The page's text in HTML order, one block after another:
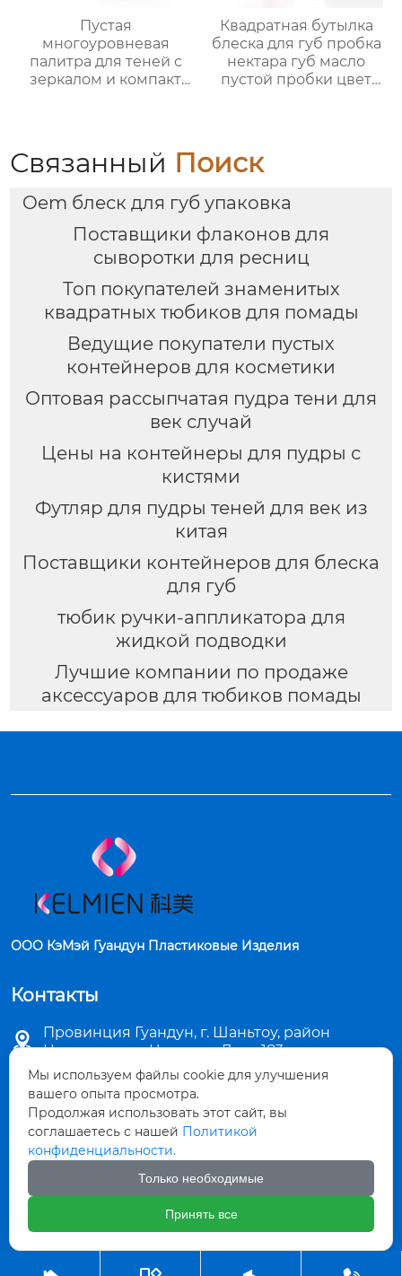
Пустая
многоуровневая
палитра для теней с
зеркалом и компакт
Квадратная бутылка
блеска для губ пробка
нектара губ масло
пустой пробки цвет
Связанный Поиск
Oem блеск для губ упаковка
Поставщики флаконов для
сыворотки для ресниц
Топ покупателей знаменитых
квадратных тюбиков для помады
Ведущие покупатели пустых
контейнеров для косметики
Оптовая рассыпчатая пудра тени для
век случай
Цены на контейнеры для пудры с
кистями
Футляр для пудры теней для век из
китая
Поставщики контейнеров для блеска
для губ
тюбик ручки-аппликатора для
жидкой подводки
Лучшие компании по продаже
аксессуаров для тюбиков помады
ООО КэМэй Гуандун Пластиковые Изделия
Контакты

Провинция Гуандун, г. Шаньтоу, район
Цзиньпин, ул. Чаошань Лу, д. 183
 sales5@stkemei.com
 +86-754-82124723
+86-754-82486723
Мы используем файлы cookie для улучшения
вашего опыта просмотра.
Продолжая использовать этот сайт, вы
соглашаетесь с нашей Политикой
конфиденциальности.
Только необходимые
Принять все